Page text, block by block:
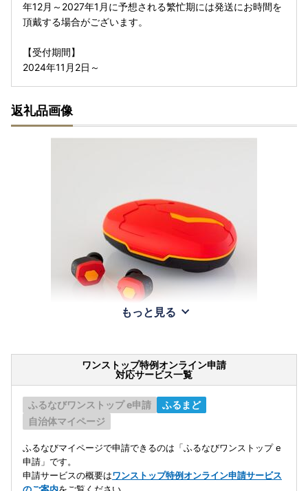
年12月～2027年1月に予想される繁忙期には発送にお時間を
頂戴する場合がございます。
【受付期間】
2024年11月2日～
返礼品画像
もっと見る
ワンストップ特例オンライン申請
対応サービス一覧
ふるなびワンストップ e申請
ふるまど
自治体マイページ
ふるなびマイページで申請できるのは「ふるなびワンストップ e
申請」です。
申請サービスの概要はワンストップ特例オンライン申請サービス